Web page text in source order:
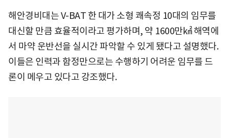
해안경비대는 V-BAT 한 대가 소형 쾌속정 10대의 임무를
대신할 만큼 효율적이라고 평가하며, 약 1600만㎢ 해역에
서 마약 운반선을 실시간 파악할 수 있게 됐다고 설명했다.
이들은 인력과 함정만으로는 수행하기 어려운 임무를 드
론이 메우고 있다고 강조했다.